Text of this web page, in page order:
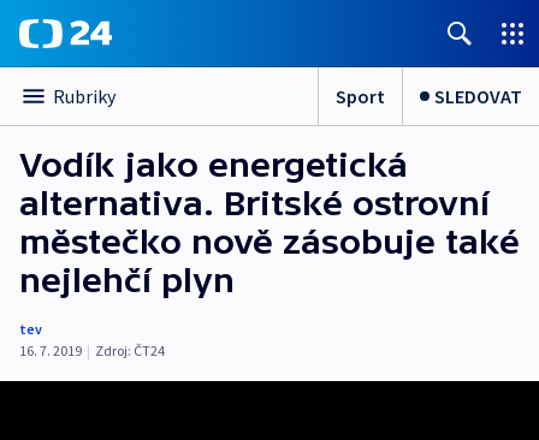
Rubriky Sport SLEDOVAT
Vodík jako energetická
alternativa. Britské ostrovní
městečko nově zásobuje také
nejlehčí plyn
tev
16. 7. 2019 | Zdroj: ČT24